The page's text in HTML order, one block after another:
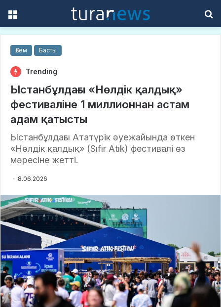
Әлем Басты
Trending
Ыстанбұлдағы «Нөлдік қалдық»
фестиваліне 1 миллионнан астам
адам қатысты
Ыстанбұлдағы Ататүрік әуежайында өткен
«Нөлдік қалдық» (Sıfır Atık) фестивалі өз
мәресіне жетті.
8.06.2026